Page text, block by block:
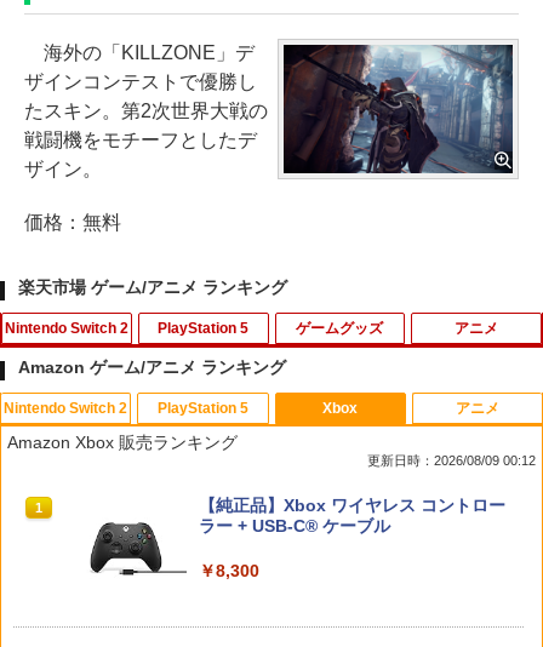
海外の「KILLZONE」デ
ザインコンテストで優勝し
たスキン。第2次世界大戦の
戦闘機をモチーフとしたデ
ザイン。
価格：無料
楽天市場 ゲーム/アニメ ランキング
Nintendo Switch 2
1
【7週連続1位】inklink公式 Switch / Sw
itch2 コントローラー 最新モデル 最新フ
ァームウェア プロコン プロコン2 プロコ
h コントローラー ワイヤレスコントロー
ラー 連射機能 ワイヤレス switch2コン
PlayStation 5
1
鬼エイム 指サック ゲーム スマホ ゲーミ
ング FPS 音ゲー 荒野行動 PUBG Apex
CoD 高感度 銀繊維 手汗対策 鬼サック 6
￥1,280
ゲームグッズ アニメ
1
劇場版「鬼滅の刃」無限城編 第一章 猗
窩座再来(通常版)【Blu-ray】 [ 吾峠呼世
￥3,960
Amazon ゲーム/アニメ ランキング
Nintendo Switch 2
1
スプラトゥーン レイダース|オンライン
コード版
￥5,832
PlayStation 5
1
PlayStation 5 デジタル・エディション
日本語専用 Console Language: Japan
Xbox
Amazon Xbox 販売ランキング
更新日時：2026/08/09 00:12
1
【純正品】Xbox ワイヤレス コントロー
ラー + USB-C® ケーブル
￥8,300
アニメ